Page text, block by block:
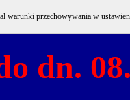
dn.
warunki przechowywania w